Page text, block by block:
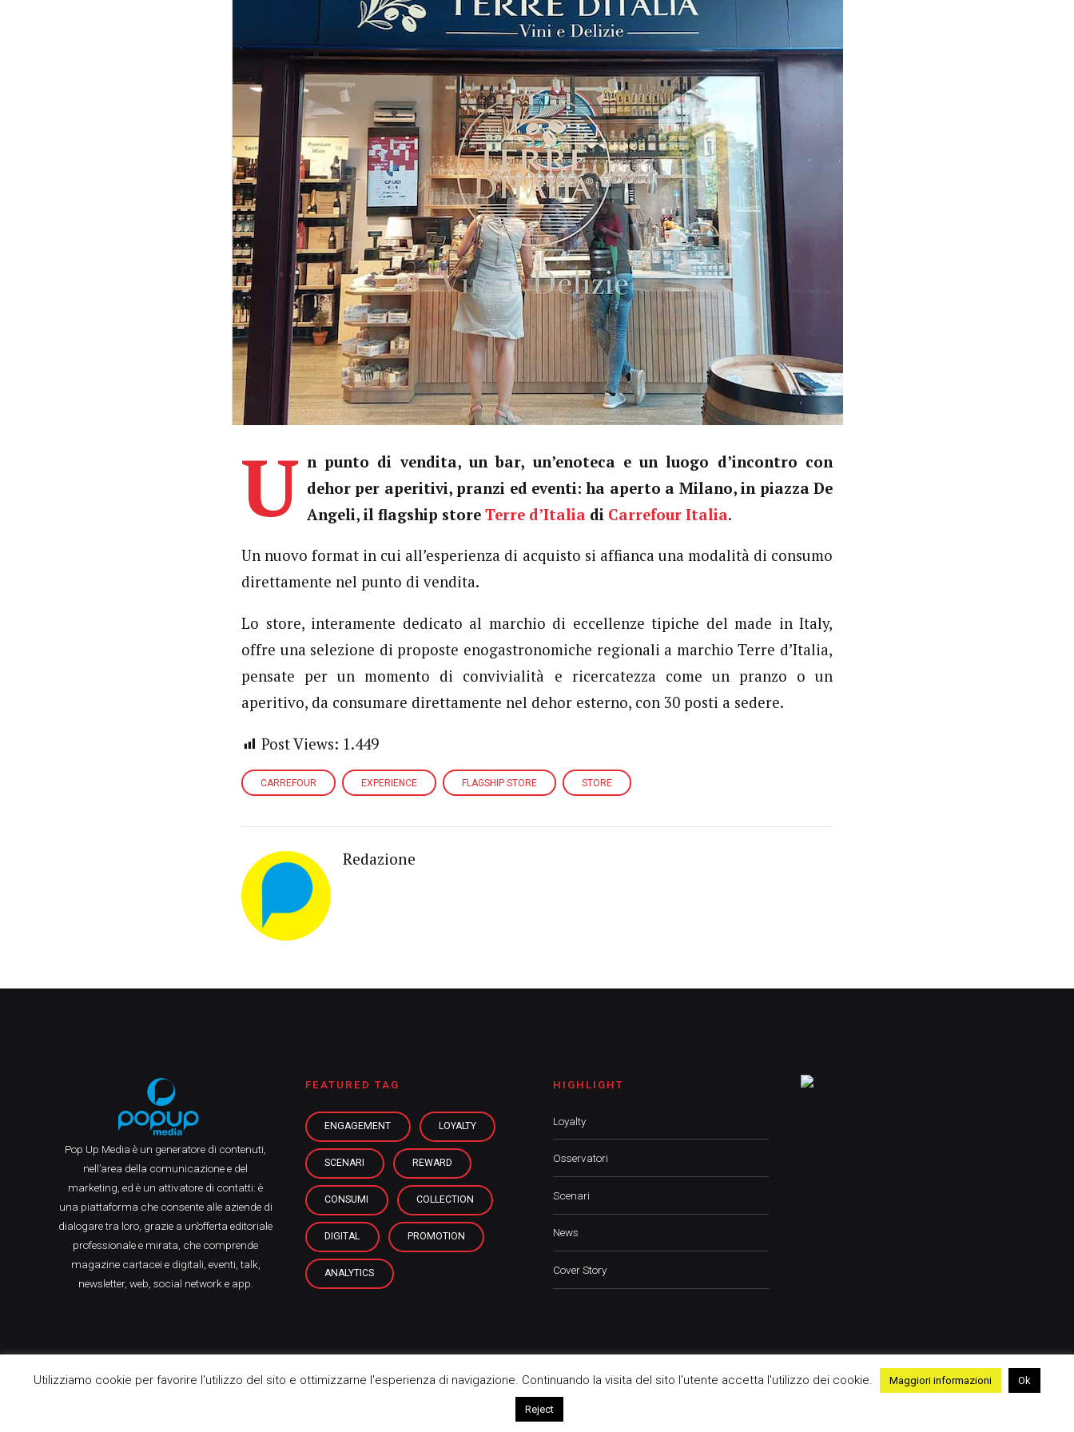
U n punto di vendita, un bar, un’enoteca e un luogo d’incontro con
dehor per aperitivi, pranzi ed eventi: ha aperto a Milano, in piazza De
Angeli, il flagship store Terre d’Italia di Carrefour Italia.
Un nuovo format in cui all’esperienza di acquisto si affianca una modalità di consumo
direttamente nel punto di vendita.
Lo store, interamente dedicato al marchio di eccellenze tipiche del made in Italy,
offre una selezione di proposte enogastronomiche regionali a marchio Terre d’Italia,
pensate per un momento di convivialità e ricercatezza come un pranzo o un
aperitivo, da consumare direttamente nel dehor esterno, con 30 posti a sedere.
Post Views: 1.449
CARREFOUR EXPERIENCE FLAGSHIP STORE STORE
Redazione
Pop Up Media è un generatore di contenuti,
nell’area della comunicazione e del
marketing, ed è un attivatore di contatti: è
una piattaforma che consente alle aziende di
dialogare tra loro, grazie a un’offerta editoriale
professionale e mirata, che comprende
magazine cartacei e digitali, eventi, talk,
newsletter, web, social network e app.
FEATURED TAG
ENGAGEMENT LOYALTY
SCENARI REWARD
CONSUMI COLLECTION
DIGITAL PROMOTION
ANALYTICS
HIGHLIGHT
Loyalty
Osservatori
Scenari
News
Cover Story
Utilizziamo cookie per favorire l'utilizzo del sito e ottimizzarne l'esperienza di navigazione. Continuando la visita del sito l'utente accetta l'utilizzo dei cookie. Maggiori informazioni Ok
Reject